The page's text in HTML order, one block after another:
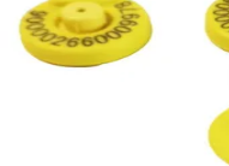
行